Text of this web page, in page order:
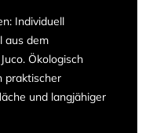
Individuell
aus dem
Ökologisch
praktischer
und langjähiger